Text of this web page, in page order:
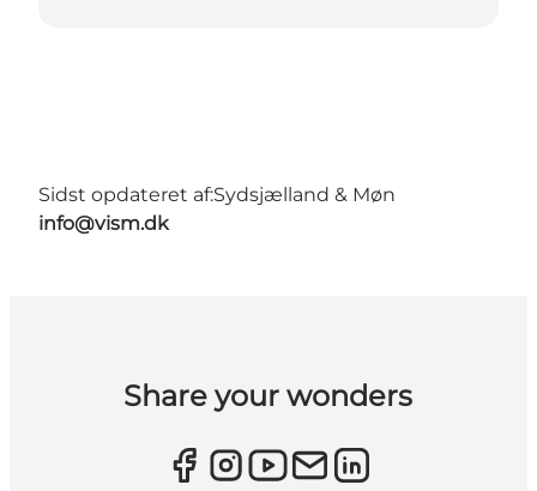
Sidst opdateret af:Sydsjælland & Møn
info@vism.dk
Share your wonders